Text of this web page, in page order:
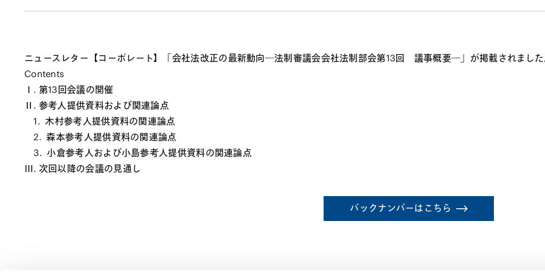
ニュースレター【コーポレート】「会社法改正の最新動向―法制審議会会社法制部会第13回 議事概要―」が掲載されまし
Contents
Ⅰ. 第13回会議の開催
Ⅱ. 参考人提供資料および関連論点
1. 木村参考人提供資料の関連論点
2. 森本参考人提供資料の関連論点
3. 小倉参考人および小島参考人提供資料の関連論点
Ⅲ. 次回以降の会議の見通し
バックナンバーはこちら